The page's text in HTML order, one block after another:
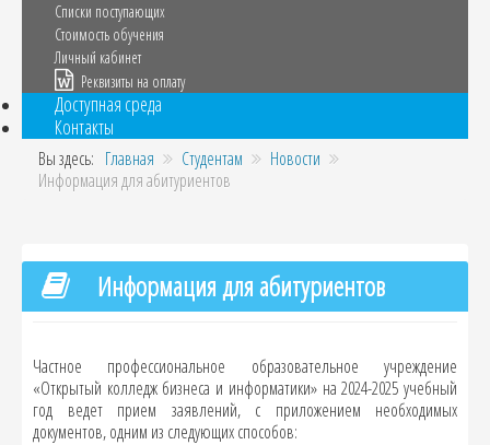
Списки поступающих
Стоимость обучения
Личный кабинет
Реквизиты на оплату
Доступная среда
Контакты
Вы здесь: Главная Студентам
Новости
Информация для абитуриентов
Информация для абитуриентов
Частное профессиональное образовательное учреждение
«Открытый колледж бизнеса и информатики» на 2024-2025 учебный
год ведет прием заявлений, с приложением необходимых
документов, одним из следующих способов: